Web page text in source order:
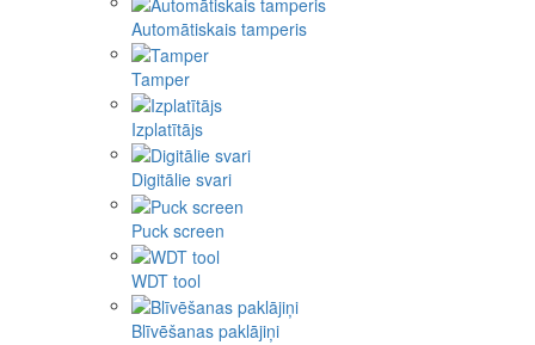
Automātiskais tamperis
Tamper
Izplatītājs
Digitālie svari
Puck screen
WDT tool
Blīvēšanas paklājiņi